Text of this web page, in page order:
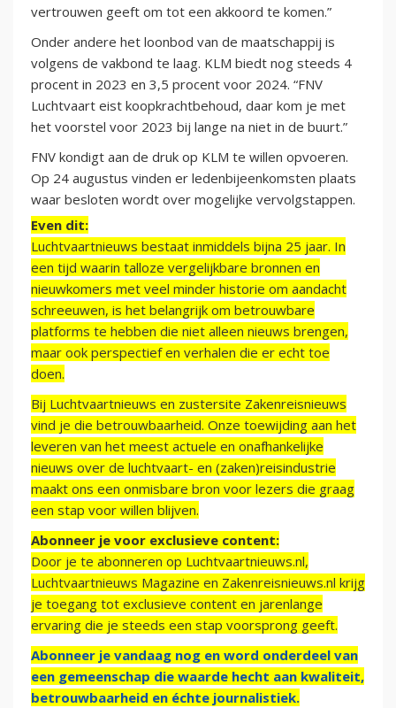
vertrouwen geeft om tot een akkoord te komen.”
Onder andere het loonbod van de maatschappij is
volgens de vakbond te laag. KLM biedt nog steeds 4
procent in 2023 en 3,5 procent voor 2024. “FNV
Luchtvaart eist koopkrachtbehoud, daar kom je met
het voorstel voor 2023 bij lange na niet in de buurt.”
FNV kondigt aan de druk op KLM te willen opvoeren.
Op 24 augustus vinden er ledenbijeenkomsten plaats
waar besloten wordt over mogelijke vervolgstappen.
Even dit:
Luchtvaartnieuws bestaat inmiddels bijna 25 jaar. In
een tijd waarin talloze vergelijkbare bronnen en
nieuwkomers met veel minder historie om aandacht
schreeuwen, is het belangrijk om betrouwbare
platforms te hebben die niet alleen nieuws brengen,
maar ook perspectief en verhalen die er echt toe
doen.
Bij Luchtvaartnieuws en zustersite Zakenreisnieuws
vind je die betrouwbaarheid. Onze toewijding aan het
leveren van het meest actuele en onafhankelijke
nieuws over de luchtvaart- en (zaken)reisindustrie
maakt ons een onmisbare bron voor lezers die graag
een stap voor willen blijven.
Abonneer je voor exclusieve content:
Door je te abonneren op Luchtvaartnieuws.nl,
Luchtvaartnieuws Magazine en Zakenreisnieuws.nl krijg
je toegang tot exclusieve content en jarenlange
ervaring die je steeds een stap voorsprong geeft.
Abonneer je vandaag nog en word onderdeel van
een gemeenschap die waarde hecht aan kwaliteit,
betrouwbaarheid en échte journalistiek.